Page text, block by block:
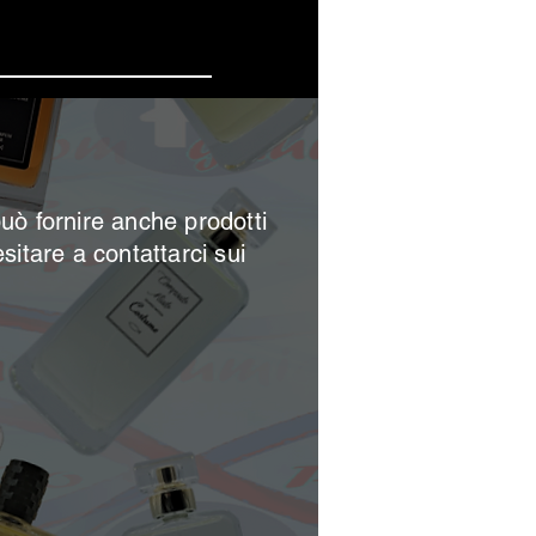
fornire anche prodotti
a contattarci sui